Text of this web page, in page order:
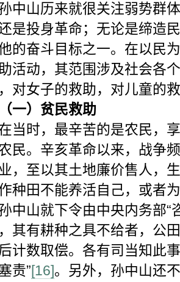
山历来就很关注弱势群体
是投身革命；无论是缔造
的奋斗目标之一。在以民
活动，其范围涉及社会各
对女子的救助，对儿童的
）贫民救助
时，最辛苦的是农民，享
民。辛亥革命以来，战争
，至以其土地廉价售人，
种田不能养活自己，或者
中山就下令由中央内务部
其有耕种之具不给者，公
计数取偿。各有司当知此
责”[16]。另外，孙中山还